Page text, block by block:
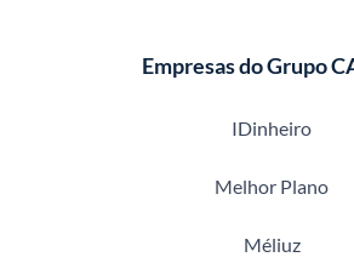
Empresas do Grupo
IDinheiro
Melhor Plano
Méliuz